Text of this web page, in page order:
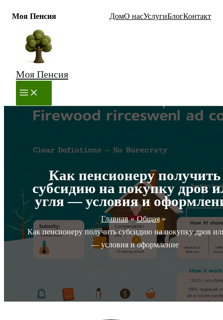
Моя Пенсия ДомО насУслугиБлогКонтакт
Перейти
содержимому
Моя Пенсия
MAIN
MENU
Как пенсионеру получить
субсидию на покупку дров
угля — условия и
Главная
Общая
Как пенсионеру получить субсидию на покупку дров
— условия и оформление